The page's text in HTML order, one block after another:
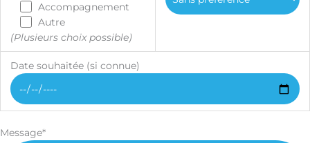
Accompagnement
Autre
(Plusieurs choix possible)
Date souhaitée (si connue)
Message*